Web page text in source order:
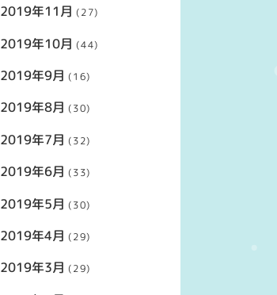
2019年11月 (27)
2019年10月 (44)
2019年9月 (16)
2019年8月 (30)
2019年7月 (32)
2019年6月 (33)
2019年5月 (30)
2019年4月 (29)
2019年3月 (29)